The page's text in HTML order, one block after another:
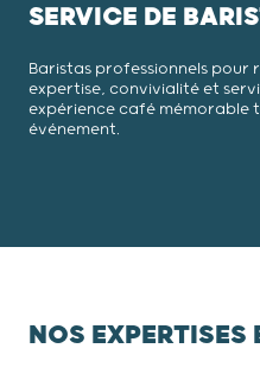
SERVICE DE
Baristas professionnels pour
expertise, convivialité et
expérience café mémorable
événement.
NOS EXPERTISES